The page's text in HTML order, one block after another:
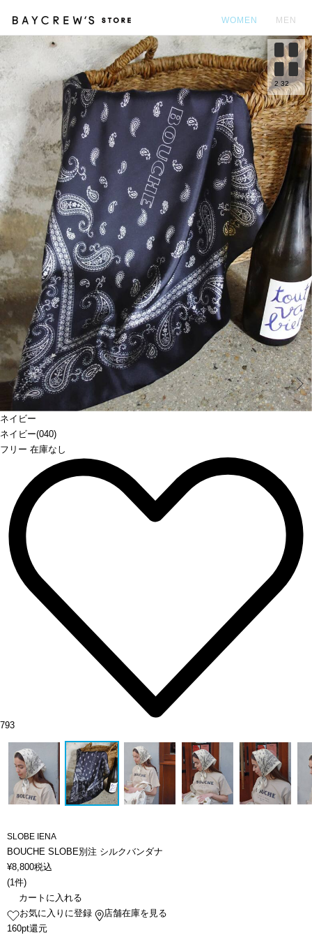
WOMEN MEN
ネイビー
ネイビー(040)
フリー 在庫なし
Prev
2 32
793
SLOBE IENA
BOUCHE SLOBE別注 シルクバンダナ
¥8,800税込
(1件)
カートに入れる
お気に入りに登録
店舗在庫を見る
160pt還元